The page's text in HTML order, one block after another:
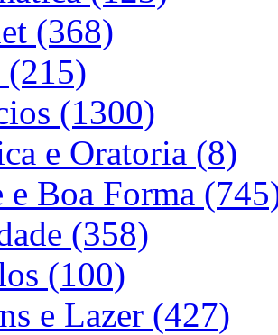
(368)
(215)
(1300)
e Oratoria (8)
e Boa Forma
(358)
(100)
e Lazer (427)